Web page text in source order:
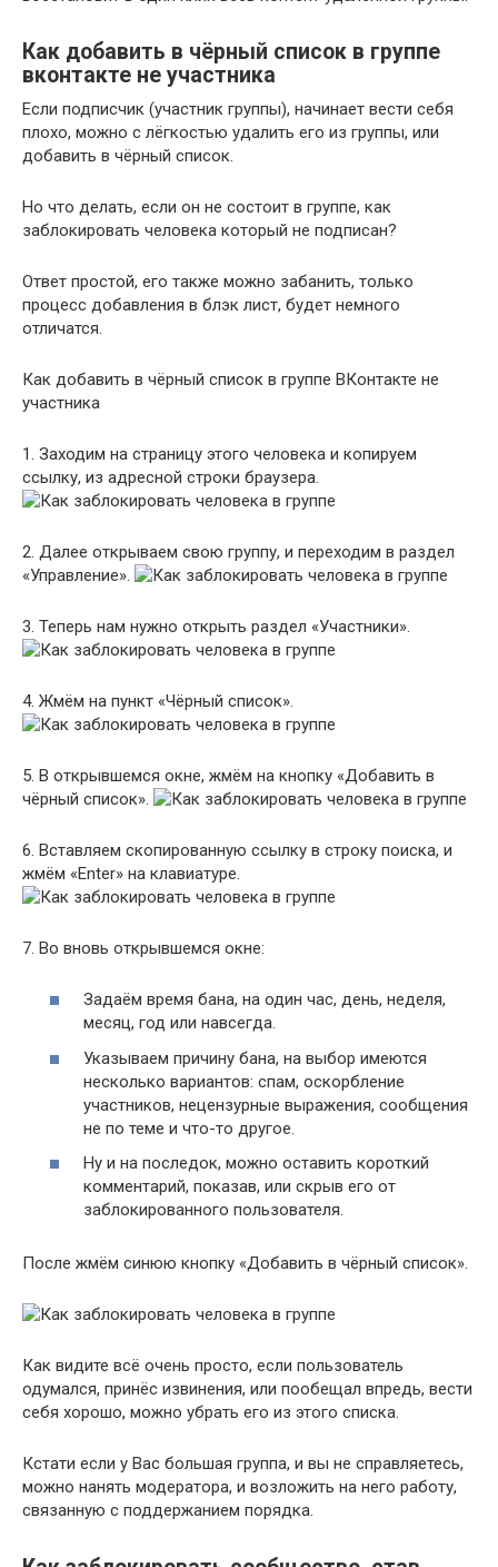
Как добавить в чёрный список в группе
вконтакте не участника
Если подписчик (участник группы), начинает вести себя
плохо, можно с лёгкостью удалить его из группы, или
добавить в чёрный список.
Но что делать, если он не состоит в группе, как
заблокировать человека который не подписан?
Ответ простой, его также можно забанить, только
процесс добавления в блэк лист, будет немного
отличатся.
Как добавить в чёрный список в группе ВКонтакте не
участника
1. Заходим на страницу этого человека и копируем
ссылку, из адресной строки браузера.
2. Далее открываем свою группу, и переходим в раздел
«Управление».
3. Теперь нам нужно открыть раздел «Участники».
4. Жмём на пункт «Чёрный список».
5. В открывшемся окне, жмём на кнопку «Добавить в
чёрный список».
6. Вставляем скопированную ссылку в строку поиска, и
жмём «Enter» на клавиатуре.
7. Во вновь открывшемся окне:
Задаём время бана, на один час, день, неделя,
месяц, год или навсегда.
Указываем причину бана, на выбор имеются
несколько вариантов: спам, оскорбление
участников, нецензурные выражения, сообщения
не по теме и что-то другое.
Ну и на последок, можно оставить короткий
комментарий, показав, или скрыв его от
заблокированного пользователя.
После жмём синюю кнопку «Добавить в чёрный список».
Как видите всё очень просто, если пользователь
одумался, принёс извинения, или пообещал впредь, вести
себя хорошо, можно убрать его из этого списка.
Кстати если у Вас большая группа, и вы не справляетесь,
можно нанять модератора, и возложить на него работу,
связанную с поддержанием порядка.